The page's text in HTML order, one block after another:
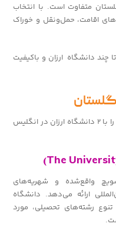
متفاوت است. با انتخاب
اقامت، حمل‌ونقل و خوراک
چند دانشگاه ارزان و باکیفیت
شما را با ۲ دانشگاه ارزان در انگلیس
واقع‌شده و شهریه‌های
ارائه می‌دهد. دانشگاه
رشته‌های تحصیلی، مورد